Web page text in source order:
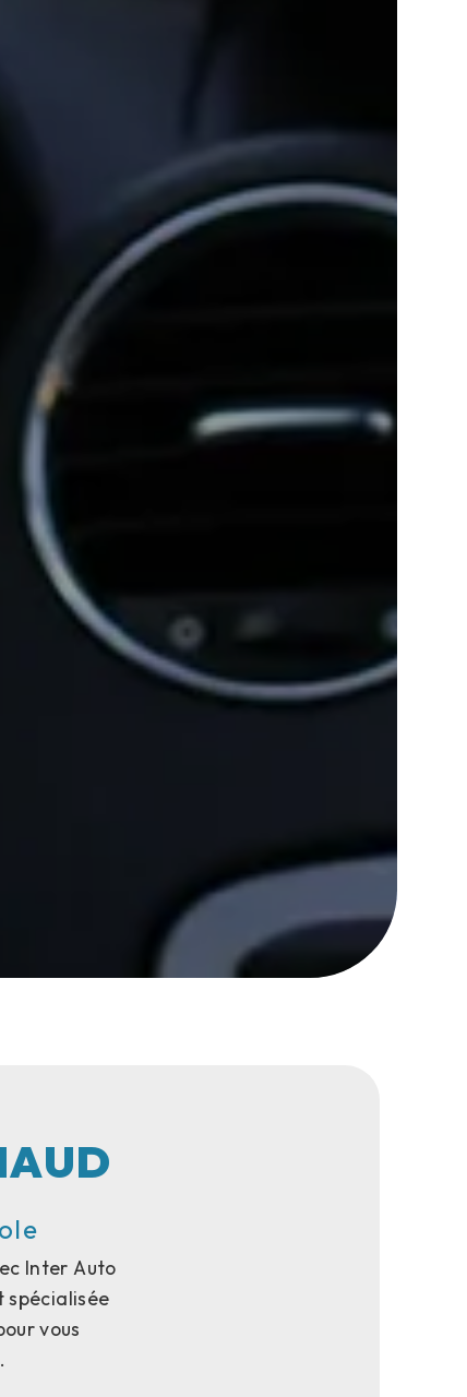
Inter Auto
spécialisée
vous